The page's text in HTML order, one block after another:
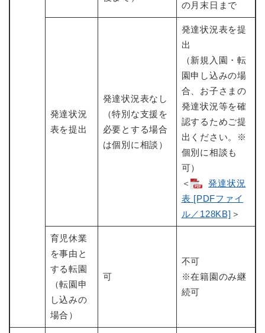
の月末日まで
発達状況
表を提出
発達状況表なし
（特別な支援を
必要とする場合
は個別に相談）
発達状況表を提
出
（新規入園・転
園申し込みの場
合、お子さまの
発達状況等を確
認するためご提
出ください。※
個別に相談も
可）
＜
発達状況
表 [PDFファイ
ル／128KB] ＞
育児休業
を事由と
する転園
（転園申
し込みの
場合）
可
不可
※在籍園のみ継
続可